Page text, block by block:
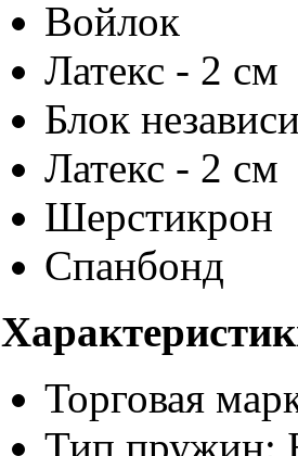
Войлок
Латекс - 2 см
Блок
Латекс - 2 см
Шерстикрон
Спанбонд
Торговая